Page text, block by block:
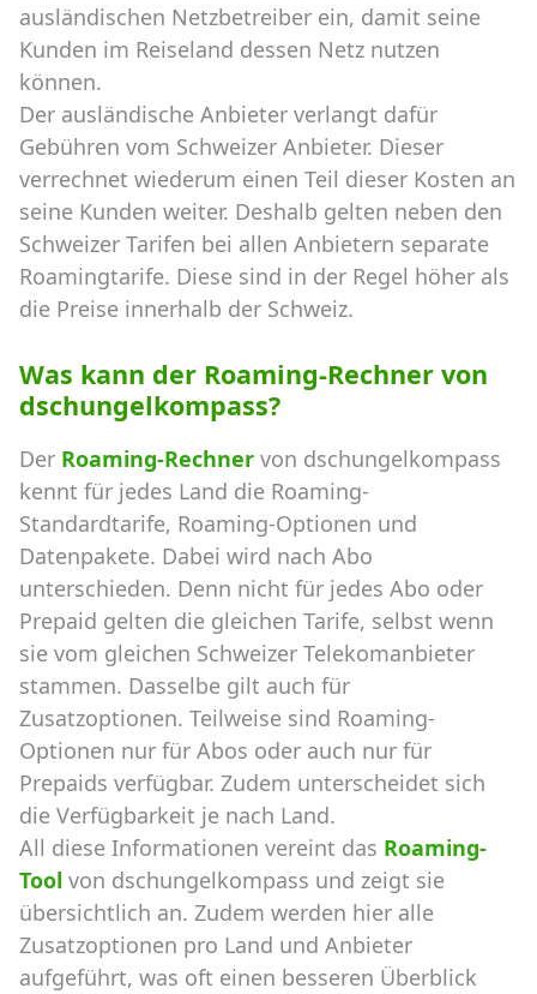
ausländischen Netzbetreiber ein, damit seine
Kunden im Reiseland dessen Netz nutzen
können.
Der ausländische Anbieter verlangt dafür
Gebühren vom Schweizer Anbieter. Dieser
verrechnet wiederum einen Teil dieser Kosten an
seine Kunden weiter. Deshalb gelten neben den
Schweizer Tarifen bei allen Anbietern separate
Roamingtarife. Diese sind in der Regel höher als
die Preise innerhalb der Schweiz.
Was kann der Roaming-Rechner von
dschungelkompass?
Der Roaming-Rechner von dschungelkompass
kennt für jedes Land die Roaming-
Standardtarife, Roaming-Optionen und
Datenpakete. Dabei wird nach Abo
unterschieden. Denn nicht für jedes Abo oder
Prepaid gelten die gleichen Tarife, selbst wenn
sie vom gleichen Schweizer Telekomanbieter
stammen. Dasselbe gilt auch für
Zusatzoptionen. Teilweise sind Roaming-
Optionen nur für Abos oder auch nur für
Prepaids verfügbar. Zudem unterscheidet sich
die Verfügbarkeit je nach Land.
All diese Informationen vereint das Roaming-
Tool von dschungelkompass und zeigt sie
übersichtlich an. Zudem werden hier alle
Zusatzoptionen pro Land und Anbieter
aufgeführt, was oft einen besseren Überblick